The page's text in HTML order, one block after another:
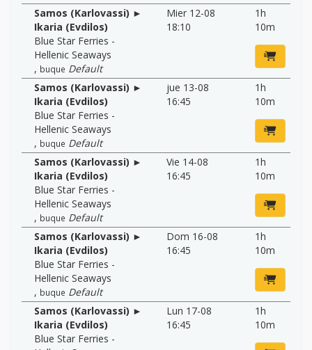
Samos (Karlovassi) ►
Ikaria (Evdilos)
Blue Star Ferries -
Hellenic Seaways
, buque Default
Mier 12-08
18:10
1h
10m
Samos (Karlovassi) ►
Ikaria (Evdilos)
Blue Star Ferries -
Hellenic Seaways
, buque Default
jue 13-08
16:45
1h
10m
Samos (Karlovassi) ►
Ikaria (Evdilos)
Blue Star Ferries -
Hellenic Seaways
, buque Default
Vie 14-08
16:45
1h
10m
Samos (Karlovassi) ►
Ikaria (Evdilos)
Blue Star Ferries -
Hellenic Seaways
, buque Default
Dom 16-08
16:45
1h
10m
Samos (Karlovassi) ►
Ikaria (Evdilos)
Blue Star Ferries -
Lun 17-08
16:45
1h
10m